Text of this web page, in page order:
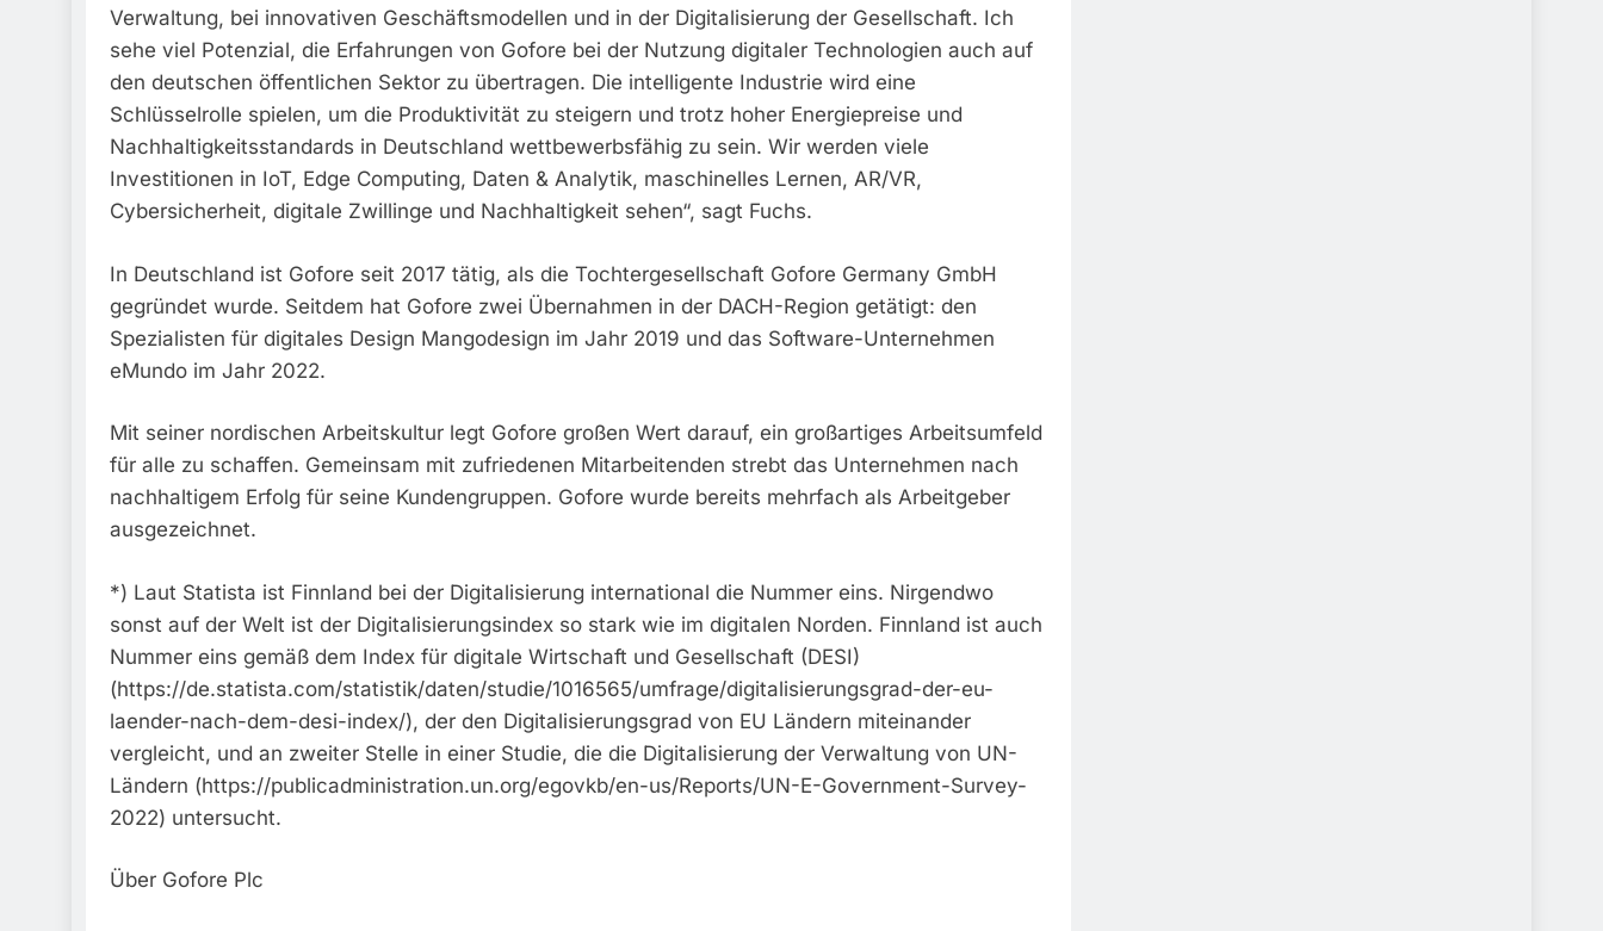
Verwaltung, bei innovativen Geschäftsmodellen und in der Digitalisierung der Gesellschaft. Ich
sehe viel Potenzial, die Erfahrungen von Gofore bei der Nutzung digitaler Technologien auch auf
den deutschen öffentlichen Sektor zu übertragen. Die intelligente Industrie wird eine
Schlüsselrolle spielen, um die Produktivität zu steigern und trotz hoher Energiepreise und
Nachhaltigkeitsstandards in Deutschland wettbewerbsfähig zu sein. Wir werden viele
Investitionen in IoT, Edge Computing, Daten & Analytik, maschinelles Lernen, AR/VR,
Cybersicherheit, digitale Zwillinge und Nachhaltigkeit sehen“, sagt Fuchs.
In Deutschland ist Gofore seit 2017 tätig, als die Tochtergesellschaft Gofore Germany GmbH
gegründet wurde. Seitdem hat Gofore zwei Übernahmen in der DACH-Region getätigt: den
Spezialisten für digitales Design Mangodesign im Jahr 2019 und das Software-Unternehmen
eMundo im Jahr 2022.
Mit seiner nordischen Arbeitskultur legt Gofore großen Wert darauf, ein großartiges Arbeitsumfeld
für alle zu schaffen. Gemeinsam mit zufriedenen Mitarbeitenden strebt das Unternehmen nach
nachhaltigem Erfolg für seine Kundengruppen. Gofore wurde bereits mehrfach als Arbeitgeber
ausgezeichnet.
*) Laut Statista ist Finnland bei der Digitalisierung international die Nummer eins. Nirgendwo
sonst auf der Welt ist der Digitalisierungsindex so stark wie im digitalen Norden. Finnland ist auch
Nummer eins gemäß dem Index für digitale Wirtschaft und Gesellschaft (DESI)
(https://de.statista.com/statistik/daten/studie/1016565/umfrage/digitalisierungsgrad-der-eu-
laender-nach-dem-desi-index/), der den Digitalisierungsgrad von EU Ländern miteinander
vergleicht, und an zweiter Stelle in einer Studie, die die Digitalisierung der Verwaltung von UN-
Ländern (https://publicadministration.un.org/egovkb/en-us/Reports/UN-E-Government-Survey-
2022) untersucht.
Über Gofore Plc